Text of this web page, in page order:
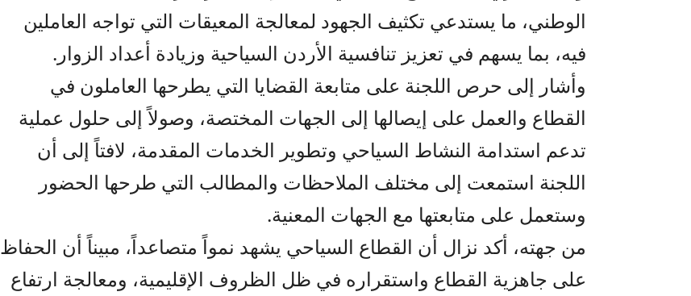
الوطني، ما يستدعي تكثيف الجهود لمعالجة المعيقات التي تواجه العاملين
فيه، بما يسهم في تعزيز تنافسية الأردن السياحية وزيادة أعداد الزوار.
وأشار إلى حرص اللجنة على متابعة القضايا التي يطرحها العاملون في
القطاع والعمل على إيصالها إلى الجهات المختصة، وصولاً إلى حلول عملية
تدعم استدامة النشاط السياحي وتطوير الخدمات المقدمة، لافتاً إلى أن
اللجنة استمعت إلى مختلف الملاحظات والمطالب التي طرحها الحضور
وستعمل على متابعتها مع الجهات المعنية.
من جهته، أكد نزال أن القطاع السياحي يشهد نمواً متصاعداً، مبيناً أن الحفاظ
على جاهزية القطاع واستقراره في ظل الظروف الإقليمية، ومعالجة ارتفاع